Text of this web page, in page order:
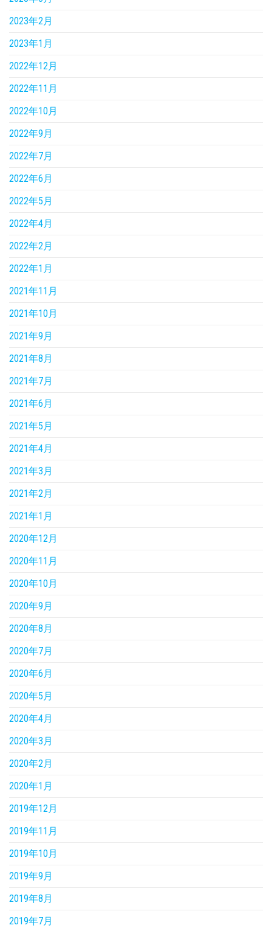
2023年2月
2023年1月
2022年12月
2022年11月
2022年10月
2022年9月
2022年7月
2022年6月
2022年5月
2022年4月
2022年2月
2022年1月
2021年11月
2021年10月
2021年9月
2021年8月
2021年7月
2021年6月
2021年5月
2021年4月
2021年3月
2021年2月
2021年1月
2020年12月
2020年11月
2020年10月
2020年9月
2020年8月
2020年7月
2020年6月
2020年5月
2020年4月
2020年3月
2020年2月
2020年1月
2019年12月
2019年11月
2019年10月
2019年9月
2019年8月
2019年7月